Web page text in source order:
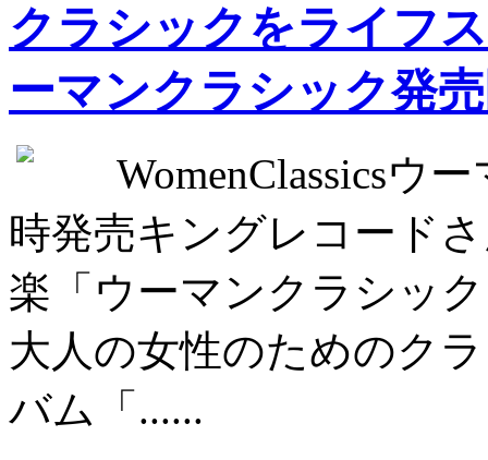
クラシックをライフ
ーマンクラシック発
WomenClassicsウ
時発売キングレコード
楽「ウーマンクラシッ
大人の女性のためのク
バム「......